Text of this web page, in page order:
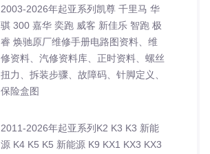
2003-2026年起亚系列凯尊 千里马 华
骐 300 嘉华 奕跑 威客 新佳乐 智跑 极
睿 焕驰原厂维修手册电路图资料、维
修资料、汽修资料库、正时资料、螺丝
扭力、拆装步骤、故障码、针脚定义、
保险盒图
2011-2026年起亚系列K2 K3 K3 新能
源 K4 K5 K5 新能源 K9 KX1 KX3 KX3